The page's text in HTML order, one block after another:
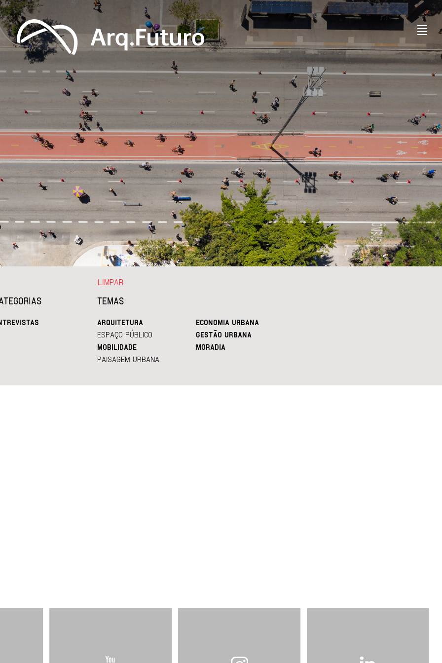
TEMAS
ARQUITETURA
ECONOMIA URBANA
ESPAÇO PÚBLICO
GESTÃO URBANA
MOBILIDADE
MORADIA
PAISAGEM URBANA
LIMPAR